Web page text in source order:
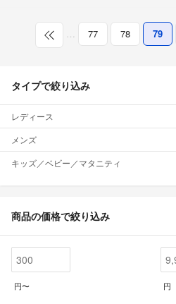
… 77 78 79
タイプで絞り込み
レディース
メンズ
キッズ／ベビー／マタニティ
商品の価格で絞り込み
円〜 円